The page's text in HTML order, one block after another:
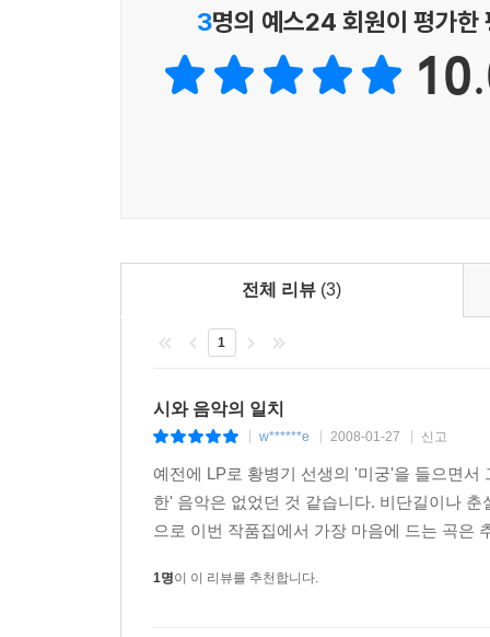
3명의 예스24 회원이 평가한
전체 리뷰 (3)
1
시와 음악의 일치
w******e 2008-01-27 신고
예전에 LP로 황병기 선생의 '미궁'을 들으면
한' 음악은 없었던 것 같습니다. 비단길이나
으로 이번 작품집에서 가장 마음에 드는 곡은
1명이 이 리뷰를 추천합니다.